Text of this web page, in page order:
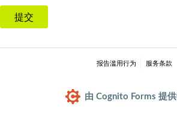
提交
报告滥用行为 服务条款
由 Cognito Forms 提供